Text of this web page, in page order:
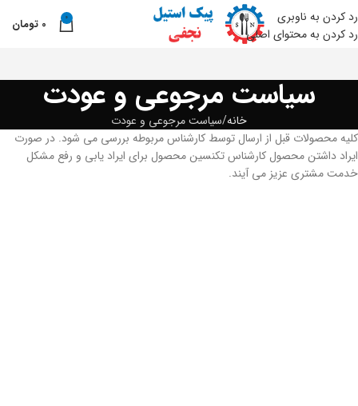
رد کردن به ناوبری
رد کردن به محتوای اصلی
0
0 تومان
سیاست مرجوعی و عودت
خانه سیاست مرجوعی و عودت
کلیه محصولات قبل از ارسال توسط کارشناس مربوطه بررسی می شود. در صورت
ایراد داشتن محصول کارشناس تکنسین محصول برای ایراد یابی و رفع مشکل
خدمت مشتری عزیز می آیند.